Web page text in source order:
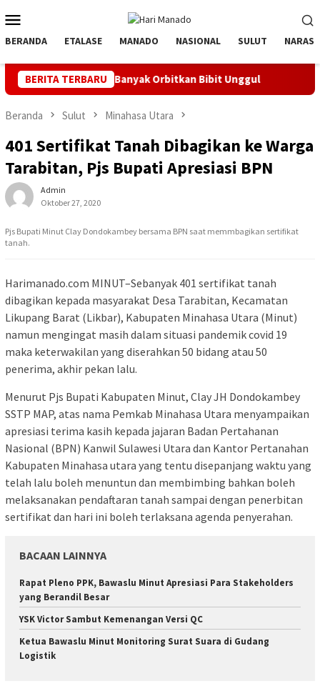
ke
kontenMobile
BERANDA ETALASE MANADO NASIONAL SULUT NARASI
BERITA TERBARU
Banyak Orbitkan Bibit Unggul Jaga Listrik Andal
Beranda Sulut Minahasa Utara
401 Sertifikat Tanah Dibagikan ke Warga
Tarabitan, Pjs Bupati Apresiasi BPN
Admin
Oktober 27, 2020
Pjs Bupati Minut Clay Dondokambey bersama BPN saat memmbagikan sertifikat
tanah.
Harimanado.com MINUT–Sebanyak 401 sertifikat tanah
dibagikan kepada masyarakat Desa Tarabitan, Kecamatan
Likupang Barat (Likbar), Kabupaten Minahasa Utara (Minut)
namun mengingat masih dalam situasi pandemik covid 19
maka keterwakilan yang diserahkan 50 bidang atau 50
penerima, akhir pekan lalu.
Menurut Pjs Bupati Kabupaten Minut, Clay JH Dondokambey
SSTP MAP, atas nama Pemkab Minahasa Utara menyampaikan
apresiasi terima kasih kepada jajaran Badan Pertahanan
Nasional (BPN) Kanwil Sulawesi Utara dan Kantor Pertanahan
Kabupaten Minahasa utara yang tentu disepanjang waktu yang
telah lalu boleh menuntun dan membimbing bahkan boleh
melaksanakan pendaftaran tanah sampai dengan penerbitan
sertifikat dan hari ini boleh terlaksana agenda penyerahan.
BACAAN LAINNYA
Rapat Pleno PPK, Bawaslu Minut Apresiasi Para Stakeholders
yang Berandil Besar
YSK Victor Sambut Kemenangan Versi QC
Ketua Bawaslu Minut Monitoring Surat Suara di Gudang
Logistik